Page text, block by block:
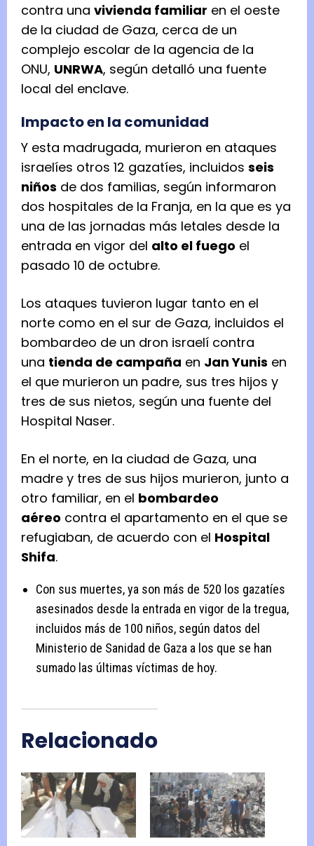
contra una vivienda familiar en el oeste
de la ciudad de Gaza, cerca de un
complejo escolar de la agencia de la
ONU, UNRWA, según detalló una fuente
local del enclave.
Impacto en la comunidad
Y esta madrugada, murieron en ataques
israelíes otros 12 gazatíes, incluidos seis
niños de dos familias, según informaron
dos hospitales de la Franja, en la que es ya
una de las jornadas más letales desde la
entrada en vigor del alto el fuego el
pasado 10 de octubre.
Los ataques tuvieron lugar tanto en el
norte como en el sur de Gaza, incluidos el
bombardeo de un dron israelí contra
una tienda de campaña en Jan Yunis en
el que murieron un padre, sus tres hijos y
tres de sus nietos, según una fuente del
Hospital Naser.
En el norte, en la ciudad de Gaza, una
madre y tres de sus hijos murieron, junto a
otro familiar, en el bombardeo
aéreo contra el apartamento en el que se
refugiaban, de acuerdo con el Hospital
Shifa.
Con sus muertes, ya son más de 520 los gazatíes
asesinados desde la entrada en vigor de la tregua,
incluidos más de 100 niños, según datos del
Ministerio de Sanidad de Gaza a los que se han
sumado las últimas víctimas de hoy.
Relacionado